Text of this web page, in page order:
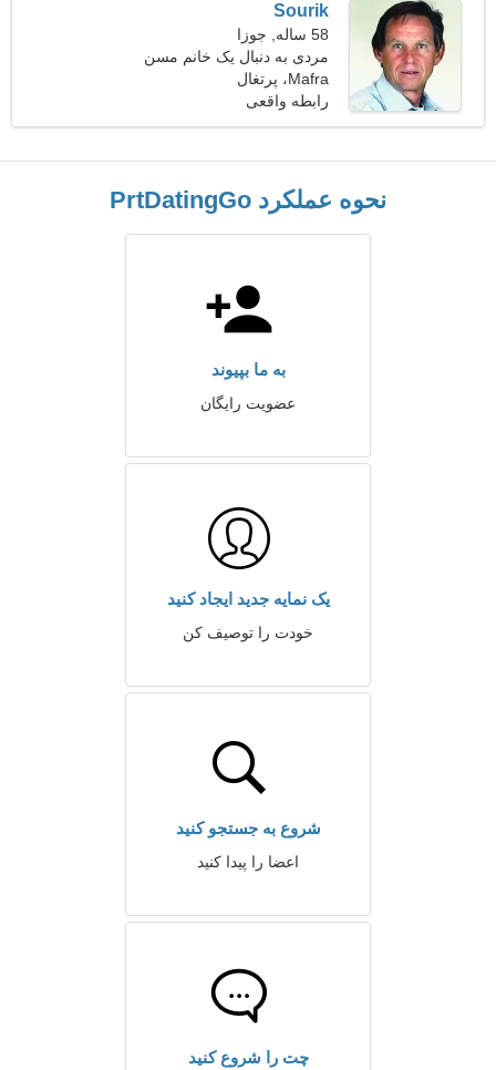
Sourik
58 ساله, جوزا
مردی به دنبال یک خانم مسن
46-56
Mafra، پرتغال
رابطه واقعی
نحوه عملکرد PrtDatingGo
به ما بپیوند
عضویت رایگان
یک نمایه جدید ایجاد کنید
خودت را توصیف کن
شروع به جستجو کنید
اعضا را پیدا کنید
چت را شروع کنید